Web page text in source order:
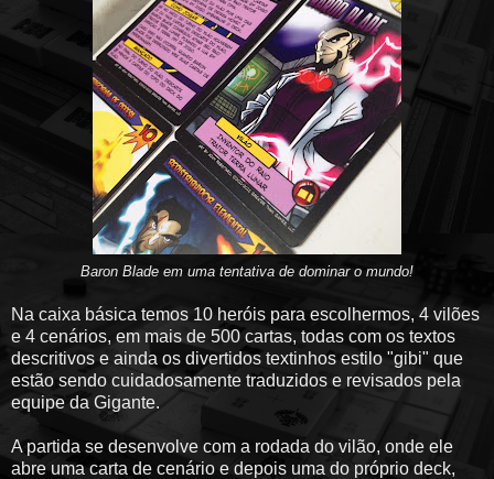
Baron Blade em uma tentativa de dominar o mundo!
Na caixa básica temos 10 heróis para escolhermos, 4 vilões
e 4 cenários, em mais de 500 cartas, todas com os textos
descritivos e ainda os divertidos textinhos estilo "gibi" que
estão sendo cuidadosamente traduzidos e revisados pela
equipe da Gigante.
A partida se desenvolve com a rodada do vilão, onde ele
abre uma carta de cenário e depois uma do próprio deck,